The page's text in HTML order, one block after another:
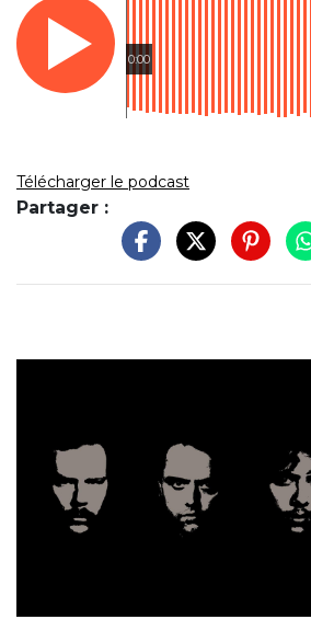
0:00
Télécharger le podcast
Partager :